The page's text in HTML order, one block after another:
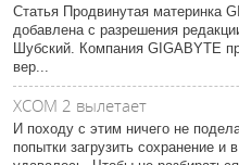
Статья Продвинутая материнка
добавлена с разрешения
Шубский. Компания GIGABYTE
вер...
XCOM 2 вылетает
И походу с этим ничего не
попытки загрузить сохранение